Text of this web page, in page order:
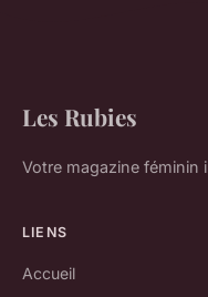
Les Rubies
Votre magazine
LIENS
Accueil